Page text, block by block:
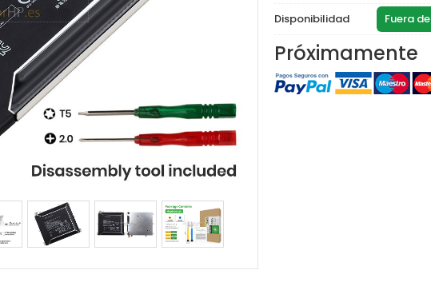
Disponibilidad
Fuera
Próximamente